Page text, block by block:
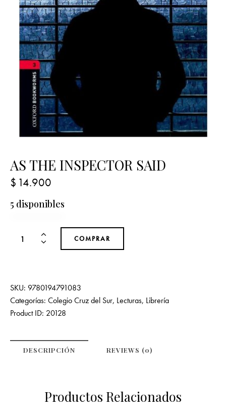
AS THE INSPECTOR SAID
$ 14.900
5 disponibles
COMPRAR
SKU: 9780194791083
Categorías: Colegio Cruz del Sur, Lecturas, Librería
Product ID: 20128
DESCRIPCIÓN REVIEWS (0)
Productos Relacionados